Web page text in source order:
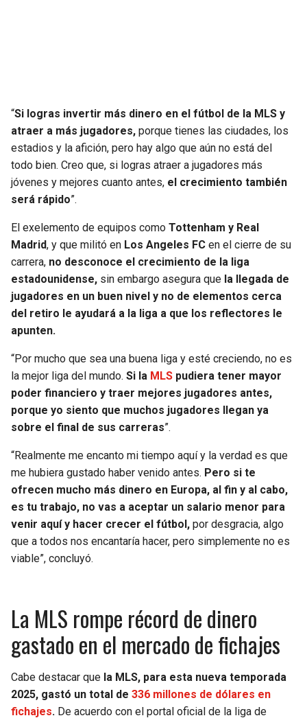
“Si logras invertir más dinero en el fútbol de la MLS y
atraer a más jugadores, porque tienes las ciudades, los
estadios y la afición, pero hay algo que aún no está del
todo bien. Creo que, si logras atraer a jugadores más
jóvenes y mejores cuanto antes, el crecimiento también
será rápido”.
El exelemento de equipos como Tottenham y Real
Madrid, y que militó en Los Angeles FC en el cierre de su
carrera, no desconoce el crecimiento de la liga
estadounidense, sin embargo asegura que la llegada de
jugadores en un buen nivel y no de elementos cerca
del retiro le ayudará a la liga a que los reflectores le
apunten.
“Por mucho que sea una buena liga y esté creciendo, no es
la mejor liga del mundo. Si la MLS pudiera tener mayor
poder financiero y traer mejores jugadores antes,
porque yo siento que muchos jugadores llegan ya
sobre el final de sus carreras”.
“Realmente me encanto mi tiempo aquí y la verdad es que
me hubiera gustado haber venido antes. Pero si te
ofrecen mucho más dinero en Europa, al fin y al cabo,
es tu trabajo, no vas a aceptar un salario menor para
venir aquí y hacer crecer el fútbol, por desgracia, algo
que a todos nos encantaría hacer, pero simplemente no es
viable”, concluyó.
La MLS rompe récord de dinero
gastado en el mercado de fichajes
Cabe destacar que la MLS, para esta nueva temporada
2025, gastó un total de 336 millones de dólares en
fichajes. De acuerdo con el portal oficial de la liga de